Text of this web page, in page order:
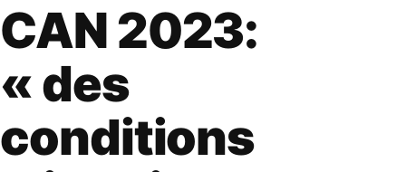
CAN 2023:
« des
conditions